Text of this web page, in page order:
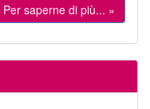
Per saperne di più... »